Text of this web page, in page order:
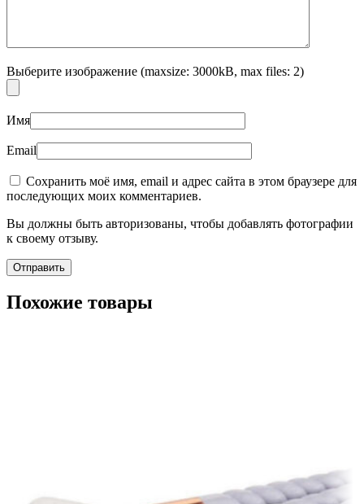
Выберите изображение (maxsize: 3000kB, max files: 2)
Имя
Email
Сохранить моё имя, email и адрес сайта в этом браузере для
последующих моих комментариев.
Вы должны быть авторизованы, чтобы добавлять фотографии
к своему отзыву.
Похожие товары